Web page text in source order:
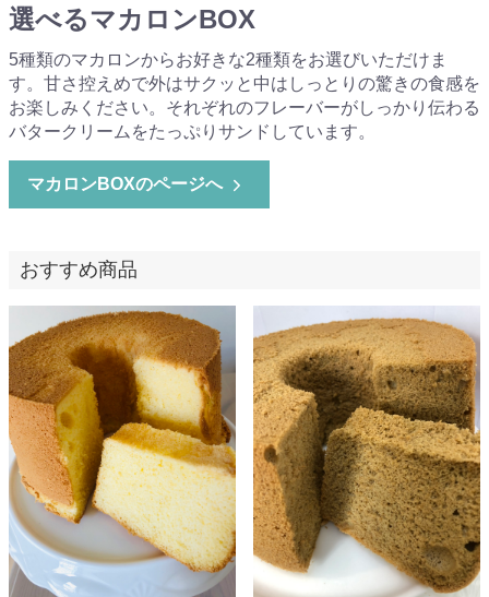
選べるマカロンBOX
5種類のマカロンからお好きな2種類をお選びいただけま
す。甘さ控えめで外はサクッと中はしっとりの驚きの食感を
お楽しみください。それぞれのフレーバーがしっかり伝わる
バタークリームをたっぷりサンドしています。
マカロンBOXのページへ
おすすめ商品